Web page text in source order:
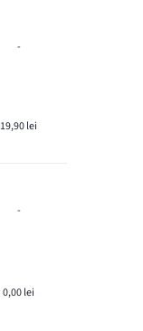
-
19,90 lei
-
0,00 lei